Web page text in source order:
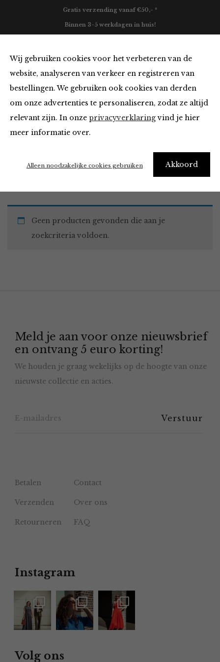
Wij gebruiken cookies voor het verbeteren van de
website, analyseren van verkeer en registreren van
bestellingen. We gebruiken ook cookies van derden
om onze advertenties te personaliseren, zodat ze altijd
relevant zijn. In onze privacyverklaringvind je hier
meer informatie over.
Akkoord
Alleen noodzakelijke cookies gebruiken
Gratis verzending vanaf €50,- *
Binnen 3-5 werkdagen in huis!
Must Haves
Home Winkel Accessoires Must Haves
Geen producten gevonden die aan je
zoekcriteria voldoen.
Meld je aan voor onze nieuwsbrief
en ontvang 5 euro korting!
We houden je graag wekelijks op de hoogte van onze
nieuwste collectie en acties.
Betalen Contact
Verzenden Over ons
Retourneren FAQ
Instagram
Volg ons